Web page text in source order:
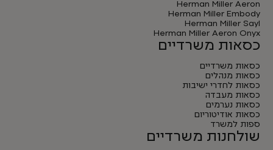
Herman Miller Aeron
Herman Miller Embody
Herman Miller Sayl
Herman Miller Aeron Onyx
כסאות משרדיים
כסאות משרדיים
כסאות מנהלים
כסאות לחדרי ישיבות
כסאות מעבדה
כסאות נערמים
כסאות אודיטוריום
ספות למשרד
שולחנות משרדיים